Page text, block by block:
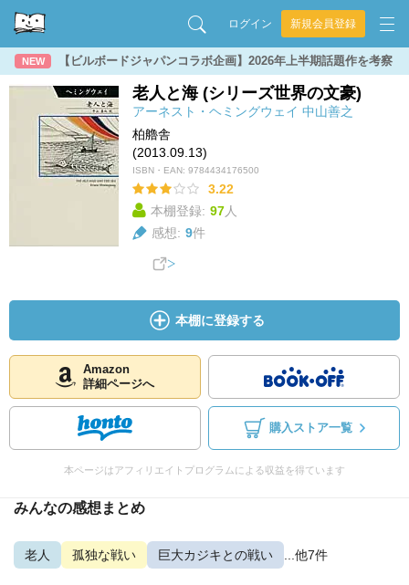
ログイン 新規会員登録
NEW 【ビルボードジャパンコラボ企画】2026年上半期話題作を考察
老人と海 (シリーズ世界の文豪)
アーネスト・ヘミングウェイ 中山善之
柏艪舎
(2013.09.13)
ISBN・EAN: 9784434176500
3.22
本棚登録: 97人
感想: 9件
本棚に登録する
Amazon
詳細ページへ
購入ストア一覧
本ページはアフィリエイトプログラムによる収益を得ています
みんなの感想まとめ
老人 孤独な戦い 巨大カジキとの戦い ...他7件